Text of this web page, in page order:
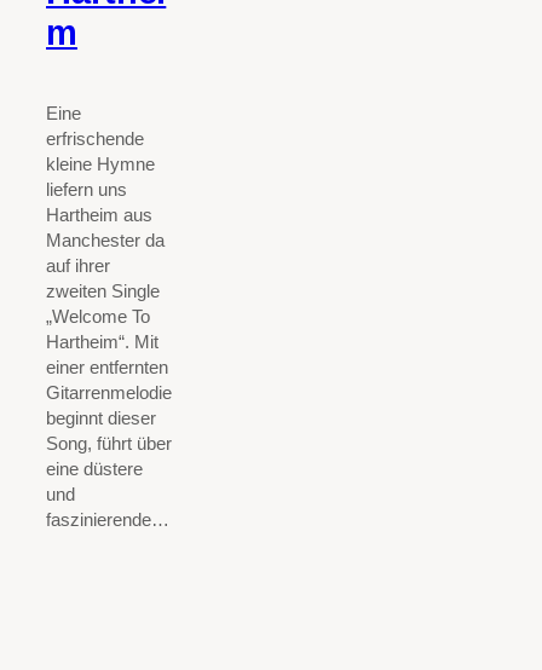
m
Eine
erfrischende
kleine Hymne
liefern uns
Hartheim aus
Manchester da
auf ihrer
zweiten Single
„Welcome To
Hartheim“. Mit
einer entfernten
Gitarrenmelodie
beginnt dieser
Song, führt über
eine düstere
und
faszinierende…